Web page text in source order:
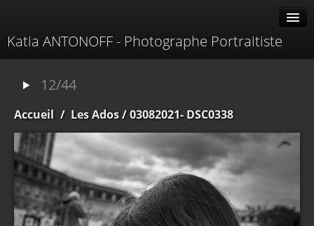
Katia ANTONOFF - Photographe Portraitiste
Contacter
12/44
Accueil / Les Ados/ 03082021- DSC0338